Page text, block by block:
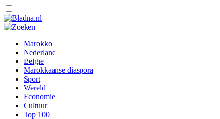
Marokko
Nederland
België
Marokkaanse diaspora
Sport
Wereld
Economie
Cultuur
Top 100